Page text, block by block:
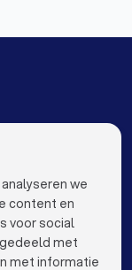
in Tilburg
in Almere
in Nijmegen
we
content en
voor social
met
met informatie